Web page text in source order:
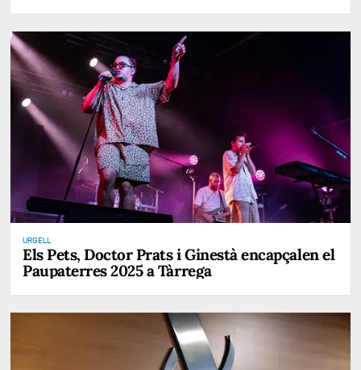
URGELL
Els Pets, Doctor Prats i Ginestà encapçalen el
Paupaterres 2025 a Tàrrega